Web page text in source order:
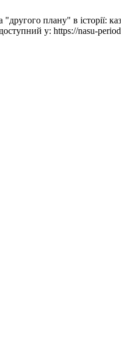
плану" в історії:
у: https://nasu-